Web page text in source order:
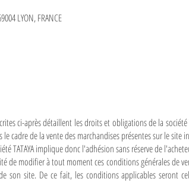
LYON, FRANCE
ci-après détaillent les droits et obligations de la société
cadre de la vente des marchandises présentes sur le site
TATAYA implique donc l'adhésion sans réserve de
de modifier à tout moment ces conditions générales de
son site. De ce fait, les conditions applicables seront